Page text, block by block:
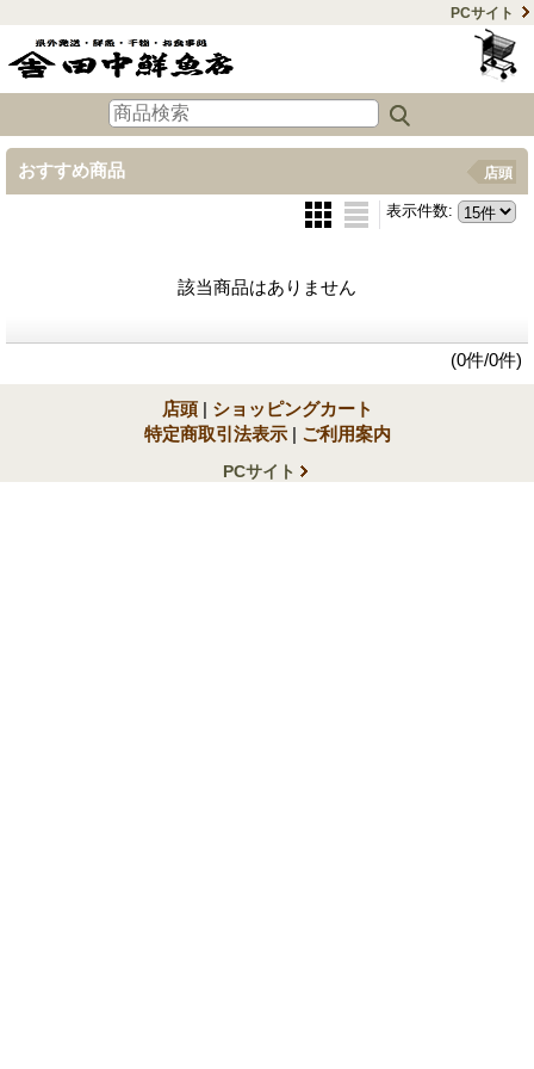
PCサイト
おすすめ商品 店頭
表示件数:
該当商品はありません
(0件/0件)
店頭 | ショッピングカート
特定商取引法表示 | ご利用案内
PCサイト